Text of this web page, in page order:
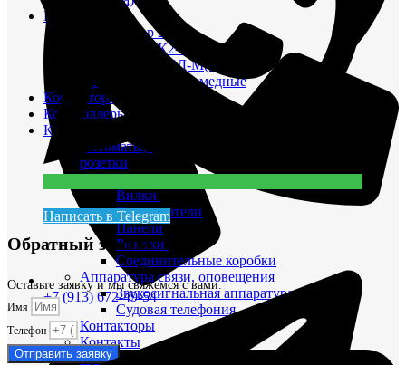
+7 (913) 672-49-54
Компрессоры
Компрессор 20К1
Компрессор К2-150
Компрессор КВД-М(Г)
Прокладки красно-медные
Контакторы
Контроллеры
Контрольно-измерительные приборы (КИПиА)
Автоматы, выключатели, переключатели, вилки,
розетки
Автоматы защиты сети
Вилки
Выключатели
Панели
Розетки
Соединительные коробки
Аппаратура связи, оповещения
Звукосигнальная аппаратура
Судовая телефония
Контакторы
Контакты
Приборы давления
Обратный звонок
Оставьте заявку и мы свяжемся с вами.
Имя
Телефон
Отправить заявку
Написать в Telegram